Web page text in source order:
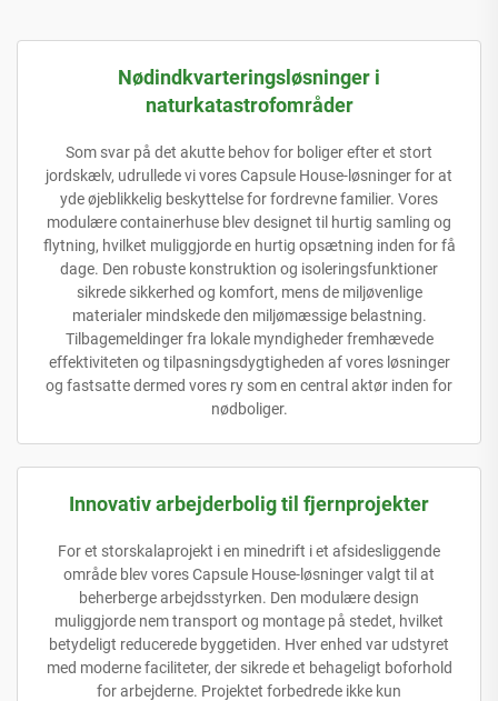
Nødindkvarteringsløsninger i
naturkatastrofområder
Som svar på det akutte behov for boliger efter et stort
jordskælv, udrullede vi vores Capsule House-løsninger for at
yde øjeblikkelig beskyttelse for fordrevne familier. Vores
modulære containerhuse blev designet til hurtig samling og
flytning, hvilket muliggjorde en hurtig opsætning inden for få
dage. Den robuste konstruktion og isoleringsfunktioner
sikrede sikkerhed og komfort, mens de miljøvenlige
materialer mindskede den miljømæssige belastning.
Tilbagemeldinger fra lokale myndigheder fremhævede
effektiviteten og tilpasningsdygtigheden af vores løsninger
og fastsatte dermed vores ry som en central aktør inden for
nødboliger.
Innovativ arbejderbolig til fjernprojekter
For et storskalaprojekt i en minedrift i et afsidesliggende
område blev vores Capsule House-løsninger valgt til at
beherberge arbejdsstyrken. Den modulære design
muliggjorde nem transport og montage på stedet, hvilket
betydeligt reducerede byggetiden. Hver enhed var udstyret
med moderne faciliteter, der sikrede et behageligt boforhold
for arbejderne. Projektet forbedrede ikke kun